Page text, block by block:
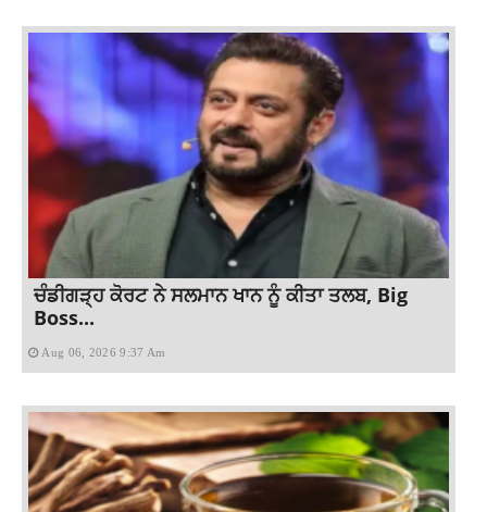
ਚੰਡੀਗੜ੍ਹ ਕੋਰਟ ਨੇ ਸਲਮਾਨ ਖਾਨ ਨੂੰ ਕੀਤਾ ਤਲਬ, Big
Boss...
Aug 06, 2026 9:37 Am